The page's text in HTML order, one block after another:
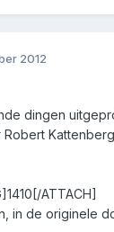
2012
dingen
ATTACH]
in de originele